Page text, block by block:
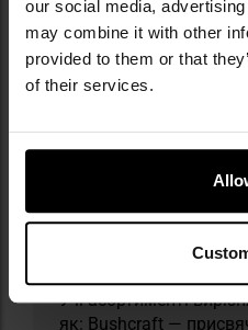
our social media,
may combine it with other
provided to them or that
of their services.
Militaria.pl є
бренду Helikon-Tex.
у 1983 році, що
виробництві
аутдорного одягу.
рюкзаки, сумки й
здобули визнання як
У її асортименті
як: Bushcraft —